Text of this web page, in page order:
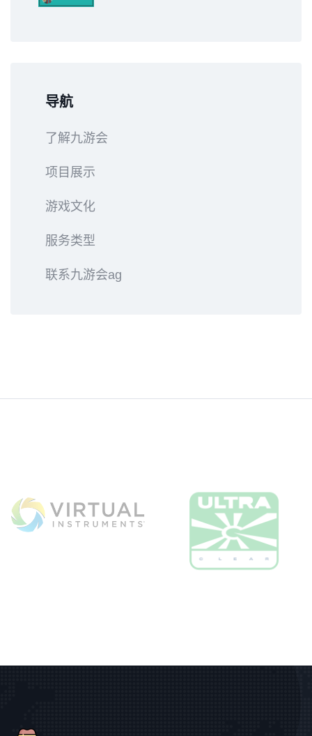
导航
了解九游会
项目展示
游戏文化
服务类型
联系九游会ag